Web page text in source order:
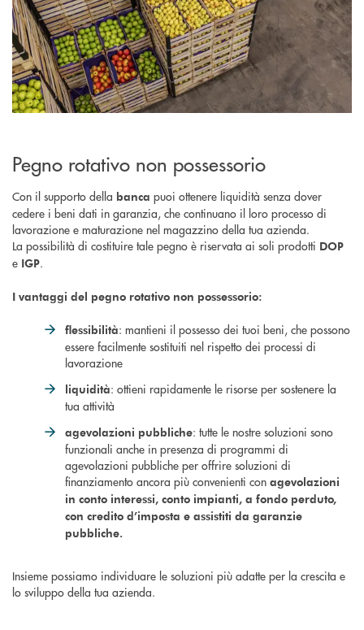
Pegno rotativo non possessorio
Con il supporto della banca puoi ottenere liquidità senza dover
cedere i beni dati in garanzia, che continuano il loro processo di
lavorazione e maturazione nel magazzino della tua azienda.
La possibilità di costituire tale pegno è riservata ai soli prodotti DOP
e IGP.
I vantaggi del pegno rotativo non possessorio:
flessibilità: mantieni il possesso dei tuoi beni, che possono
essere facilmente sostituiti nel rispetto dei processi di
lavorazione
liquidità: ottieni rapidamente le risorse per sostenere la
tua attività
agevolazioni pubbliche: tutte le nostre soluzioni sono
funzionali anche in presenza di programmi di
agevolazioni pubbliche per offrire soluzioni di
finanziamento ancora più convenienti con agevolazioni
in conto interessi, conto impianti, a fondo perduto,
con credito d’imposta e assistiti da garanzie
pubbliche.
Insieme possiamo individuare le soluzioni più adatte per la crescita e
lo sviluppo della tua azienda.